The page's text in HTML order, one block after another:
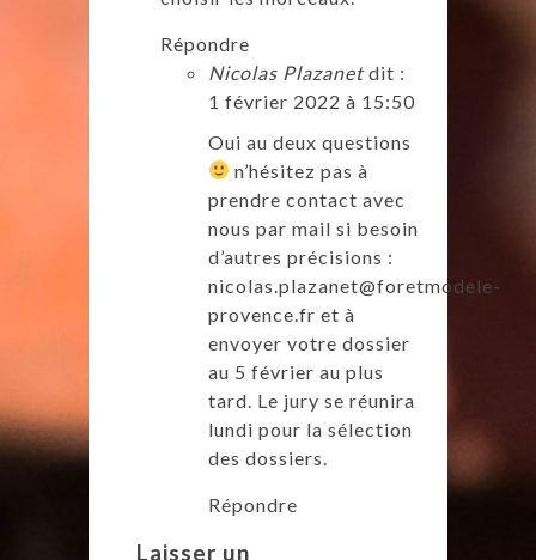
Répondre
Nicolas Plazanet dit :
1 février 2022 à 15:50
Oui au deux questions
n’hésitez pas à
prendre contact avec
nous par mail si besoin
d’autres précisions :
nicolas.plazanet@foretmodele-
provence.fr et à
envoyer votre dossier
au 5 février au plus
tard. Le jury se réunira
lundi pour la sélection
des dossiers.
Répondre
Laisser un